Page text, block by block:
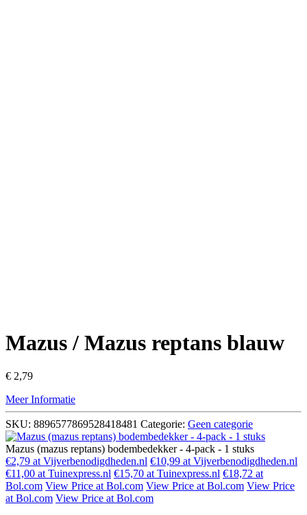
Mazus / Mazus reptans blauw
€ 2,79
Meer Informatie
SKU: 8896577869528418481 Categorie: Geen categorie
Mazus (mazus reptans) bodembedekker - 4-pack - 1 stuks
€2,79 at Vijverbenodigdheden.nl €10,99 at Vijverbenodigdheden.nl
€11,00 at Tuinexpress.nl €15,70 at Tuinexpress.nl €18,72 at
Bol.com View Price at Bol.com View Price at Bol.com View Price
at Bol.com View Price at Bol.com